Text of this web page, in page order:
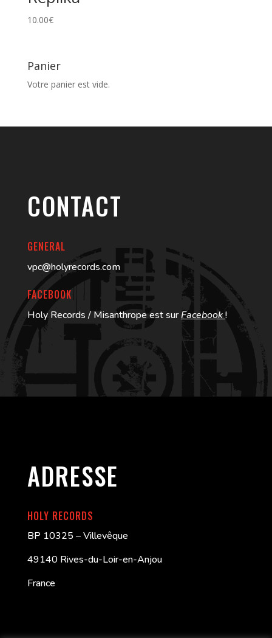
10.00€
Panier
Votre panier est vide.
CONTACT
GENERAL
vpc@holyrecords.com
FACEBOOK
Holy Records / Misanthrope est surFacebook!
ADRESSE
HOLY RECORDS
BP 10325 – Villevêque
49140 Rives-du-Loir-en-Anjou
France